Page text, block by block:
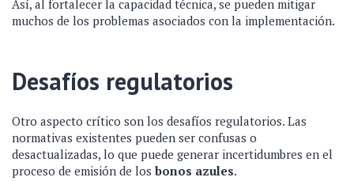
Así, al fortalecer la capacidad técnica, se pueden mitigar
muchos de los problemas asociados con la implementación.
Desafíos regulatorios
Otro aspecto crítico son los desafíos regulatorios. Las
normativas existentes pueden ser confusas o
desactualizadas, lo que puede generar incertidumbres en el
proceso de emisión de los bonos azules.